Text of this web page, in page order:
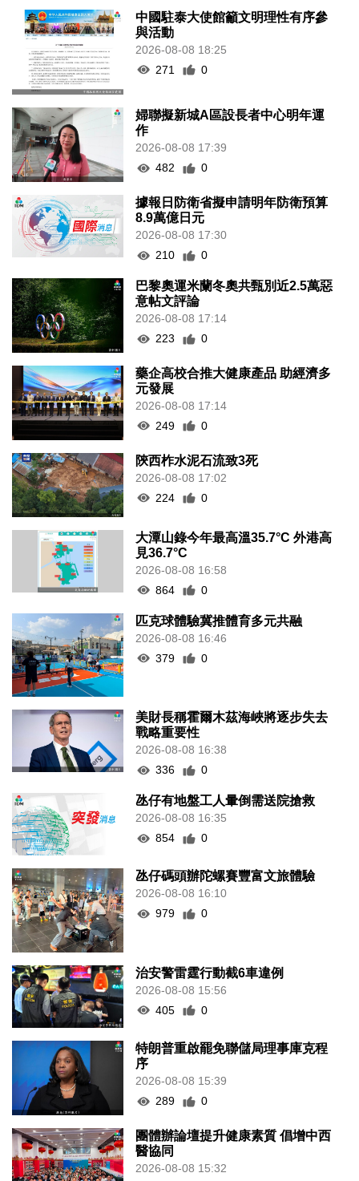
中國駐泰大使館籲文明理性有序參
與活動
2026-08-08 18:25
271
0
婦聯擬新城A區設長者中心明年運
作
2026-08-08 17:39
482
0
據報日防衛省擬申請明年防衛預算
8.9萬億日元
2026-08-08 17:30
210
0
巴黎奧運米蘭冬奧共甄別近2.5萬惡
意帖文評論
2026-08-08 17:14
223
0
藥企高校合推大健康產品 助經濟多
元發展
2026-08-08 17:14
249
0
陝西柞水泥石流致3死
2026-08-08 17:02
224
0
大潭山錄今年最高溫35.7°C 外港高
見36.7°C
2026-08-08 16:58
864
0
匹克球體驗冀推體育多元共融
2026-08-08 16:46
379
0
美財長稱霍爾木茲海峽將逐步失去
戰略重要性
2026-08-08 16:38
336
0
氹仔有地盤工人暈倒需送院搶救
2026-08-08 16:35
854
0
氹仔碼頭辦陀螺賽豐富文旅體驗
2026-08-08 16:10
979
0
治安警雷霆行動截6車違例
2026-08-08 15:56
405
0
特朗普重啟罷免聯儲局理事庫克程
序
2026-08-08 15:39
289
0
團體辦論壇提升健康素質 倡增中西
醫協同
2026-08-08 15:32